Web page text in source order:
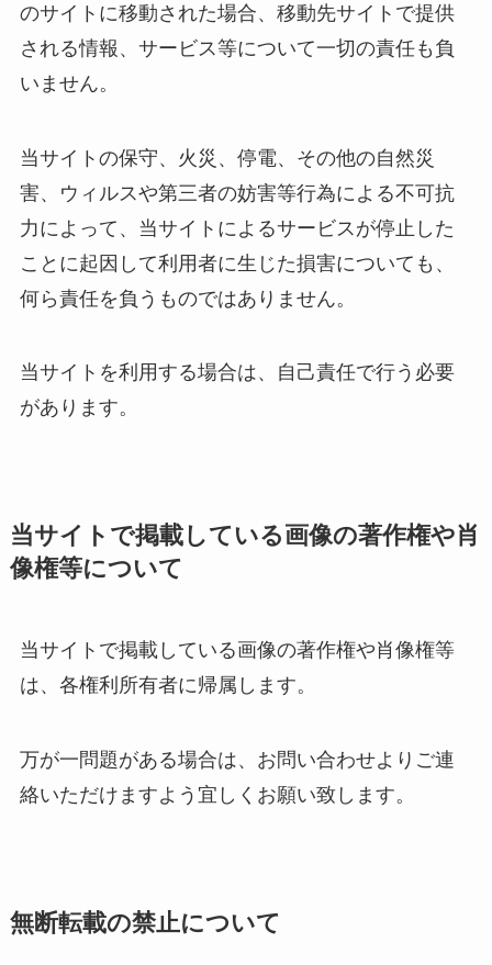
のサイトに移動された場合、移動先サイトで提供
される情報、サービス等について一切の責任も負
いません。
当サイトの保守、火災、停電、その他の自然災
害、ウィルスや第三者の妨害等行為による不可抗
力によって、当サイトによるサービスが停止した
ことに起因して利用者に生じた損害についても、
何ら責任を負うものではありません。
当サイトを利用する場合は、自己責任で行う必要
があります。
当サイトで掲載している画像の著作権や肖
像権等について
当サイトで掲載している画像の著作権や肖像権等
は、各権利所有者に帰属します。
万が一問題がある場合は、お問い合わせよりご連
絡いただけますよう宜しくお願い致します。
無断転載の禁止について